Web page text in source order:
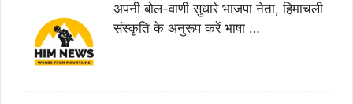
अपनी बोल-वाणी सुधारे भाजपा नेता, हिमाचली
संस्कृति के अनुरूप करें भाषा …